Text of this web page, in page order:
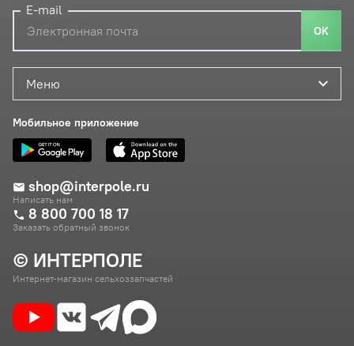
© ИНТЕРПОЛЕ
Интернет-магазин сельхоззапчастей
Меню
Мобильное приложение
shop@interpole.ru
Написать нам
8 800 700 18 17
Заказать обратный звонок
E-mail
ОК